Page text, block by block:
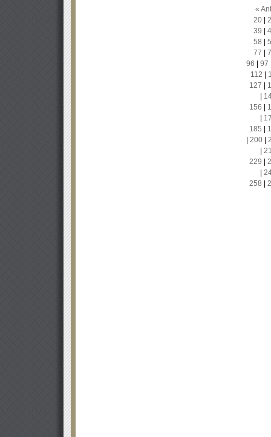
«
20|
39
58
77
96
97
112
127
156
185
200|
229
258